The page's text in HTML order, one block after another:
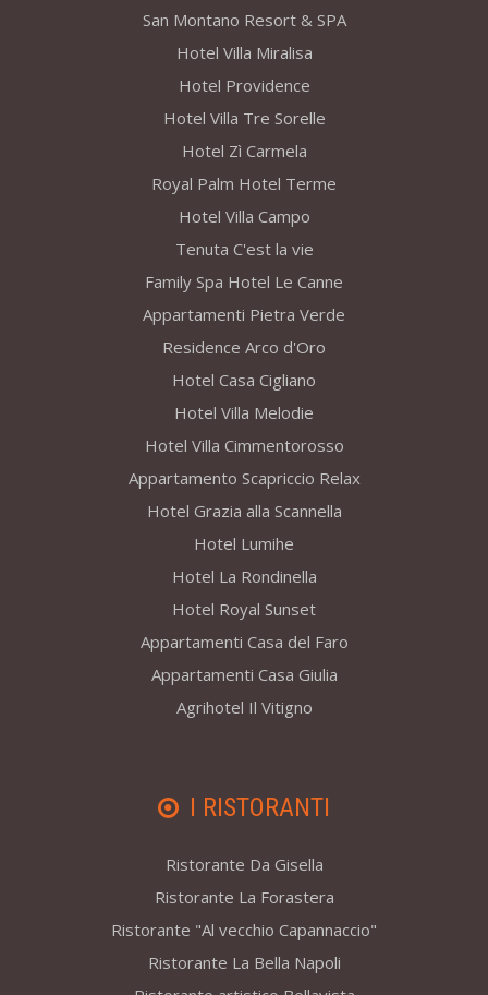
San Montano Resort & SPA
Hotel Villa Miralisa
Hotel Providence
Hotel Villa Tre Sorelle
Hotel Zì Carmela
Royal Palm Hotel Terme
Hotel Villa Campo
Tenuta C'est la vie
Family Spa Hotel Le Canne
Appartamenti Pietra Verde
Residence Arco d'Oro
Hotel Casa Cigliano
Hotel Villa Melodie
Hotel Villa Cimmentorosso
Appartamento Scapriccio Relax
Hotel Grazia alla Scannella
Hotel Lumihe
Hotel La Rondinella
Hotel Royal Sunset
Appartamenti Casa del Faro
Appartamenti Casa Giulia
Agrihotel Il Vitigno
I RISTORANTI
Ristorante Da Gisella
Ristorante La Forastera
Ristorante "Al vecchio Capannaccio"
Ristorante La Bella Napoli